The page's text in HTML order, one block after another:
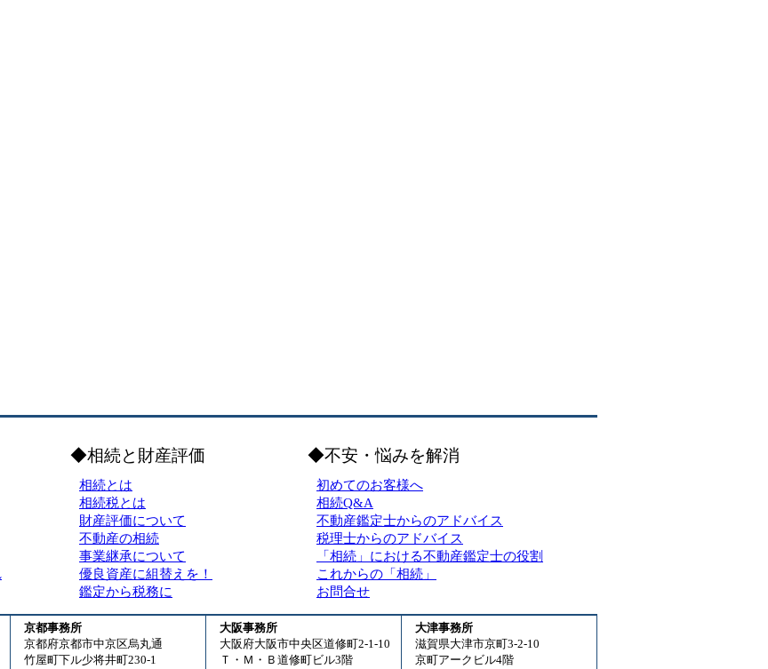
◆相続と財産評価
相続とは
相続税とは
財産評価について
不動産の相続
事業継承について
優良資産に組替えを！
鑑定から税務に
◆不安・悩みを解消
初めてのお客様へ
相続Q&A
不動産鑑定士からのアドバイス
税理士からのアドバイス
「相続」における不動産鑑定士の役割
これからの「相続」
お問合せ
京都事務所
京都府京都市中京区烏丸通
竹屋町下ル少将井町230-1
大阪事務所
大阪府大阪市中央区道修町2-1-10
Ｔ・Ｍ・Ｂ道修町ビル3階
大津事務所
滋賀県大津市京町3-2-10
京町アークビル4階